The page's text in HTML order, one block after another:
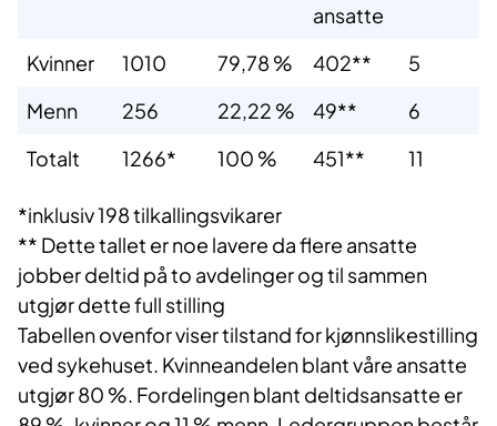
ansatte
Kvinner 1010 79,78 % 402**
5
Menn
256 22,22 % 49**
6
Totalt
1266* 100 % 451** 11
*inklusiv 198 tilkallingsvikarer
** Dette tallet er noe lavere da flere ansatte
jobber deltid på to avdelinger og til sammen
utgjør dette full stilling
Tabellen ovenfor viser tilstand for kjønnslikestilling
ved sykehuset. Kvinneandelen blant våre ansatte
utgjør 80 %. Fordelingen blant deltidsansatte er